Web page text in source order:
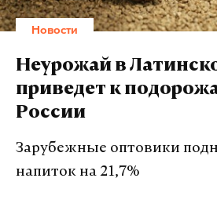
Новости
Неурожай в
приведет к
России
Зарубежные оптовики
напиток на 21,7%